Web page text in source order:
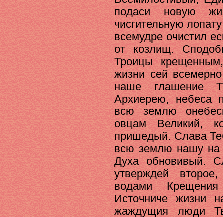
подаси новую
чисгительную
всемудре очистил
от козлищ.
Троицы
жизни сей
наше глашение
Архиерею, небеса
всю землю
овцам Великий,
пришедый. Слава
всю землю нашу на
Духа обновивый.
утверждей
водами
Источниче жизни
жаждущия люди